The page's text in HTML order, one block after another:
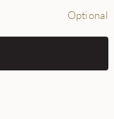
Optional